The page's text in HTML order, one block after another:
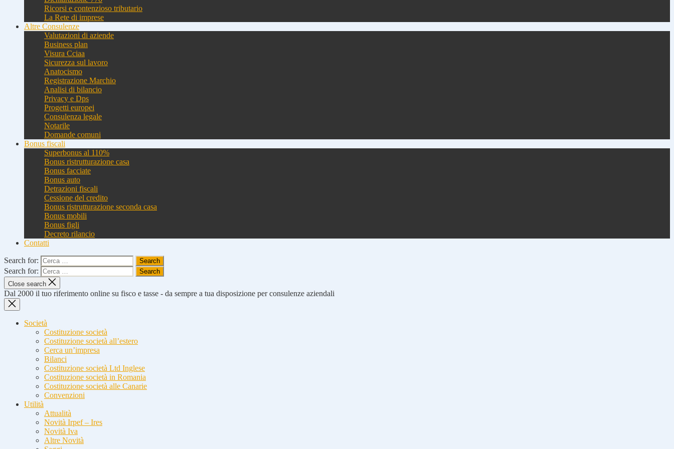
Ricorsi e contenzioso tributario
La Rete di imprese
Altre Consulenze
Valutazioni di aziende
Business plan
Visura Cciaa
Sicurezza sul lavoro
Anatocismo
Registrazione Marchio
Analisi di bilancio
Privacy e Dps
Progetti europei
Consulenza legale
Notarile
Domande comuni
Bonus fiscali
Superbonus al 110%
Bonus ristrutturazione casa
Bonus facciate
Bonus auto
Detrazioni fiscali
Cessione del credito
Bonus ristrutturazione seconda casa
Bonus mobili
Bonus figli
Decreto rilancio
Contatti
Search for:
Search for:
Close search
Dal 2000 il tuo riferimento online su fisco e tasse - da sempre a tua disposizione per consulenze aziendali
Società
Costituzione società
Costituzione società all’estero
Cerca un’impresa
Bilanci
Costituzione società Ltd Inglese
Costituzione società in Romania
Costituzione società alle Canarie
Convenzioni
Utilità
Attualità
Novità Irpef – Ires
Novità Iva
Altre Novità